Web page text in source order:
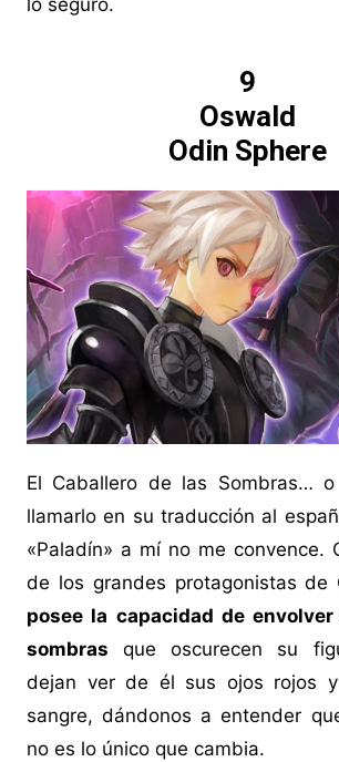
lo seguro.
9
Oswald
Odin Sphere
El Caballero de las Sombras…
llamarlo en su traducción al
«Paladín» a mí no me convence.
de los grandes protagonistas de
posee la capacidad de
sombras que oscurecen su
dejan ver de él sus ojos rojos
sangre, dándonos a entender
no es lo único que cambia.